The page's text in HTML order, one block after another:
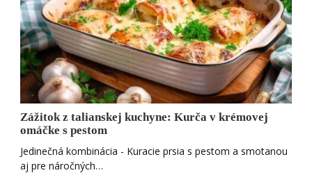
Zážitok z talianskej kuchyne: Kurča v krémovej
omáčke s pestom
Jedinečná kombinácia - Kuracie prsia s pestom a smotanou
aj pre náročných…